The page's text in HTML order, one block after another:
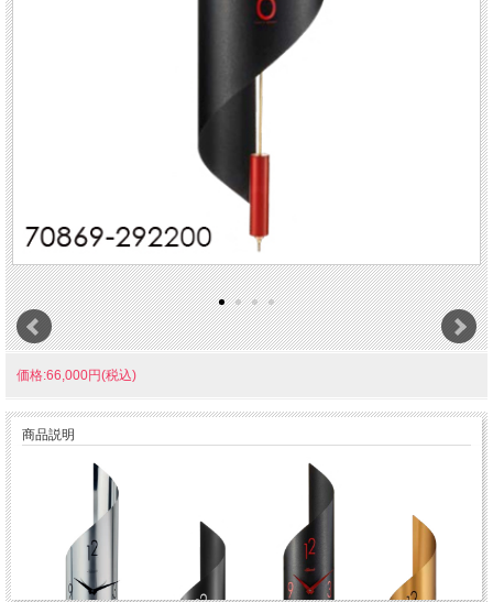
価格:66,000円(税込)
商品説明